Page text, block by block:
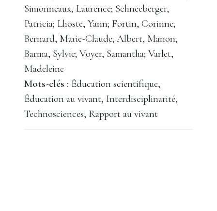
Simonneaux, Laurence; Schneeberger,
Patricia; Lhoste, Yann; Fortin, Corinne;
Bernard, Marie-Claude; Albert, Manon;
Barma, Sylvie; Voyer, Samantha; Varlet,
Madeleine
Mots-clés : Éducation scientifique,
Éducation au vivant, Interdisciplinarité,
Technosciences, Rapport au vivant